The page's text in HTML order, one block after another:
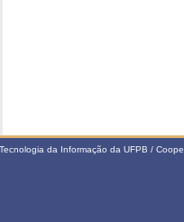
da Informação da UFPB /